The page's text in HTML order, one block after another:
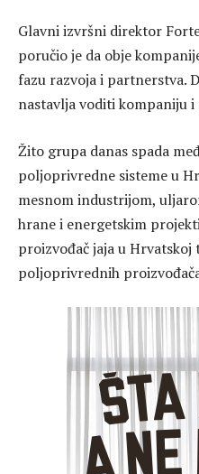
Glavni izvršni direktor
poručio je da obje
fazu razvoja i partnerstva.
nastavlja voditi kompaniju
Žito grupa danas spada
poljoprivredne sisteme u
mesnom industrijom,
hrane i energetskim
proizvođač jaja u Hrvatskoj
poljoprivrednih